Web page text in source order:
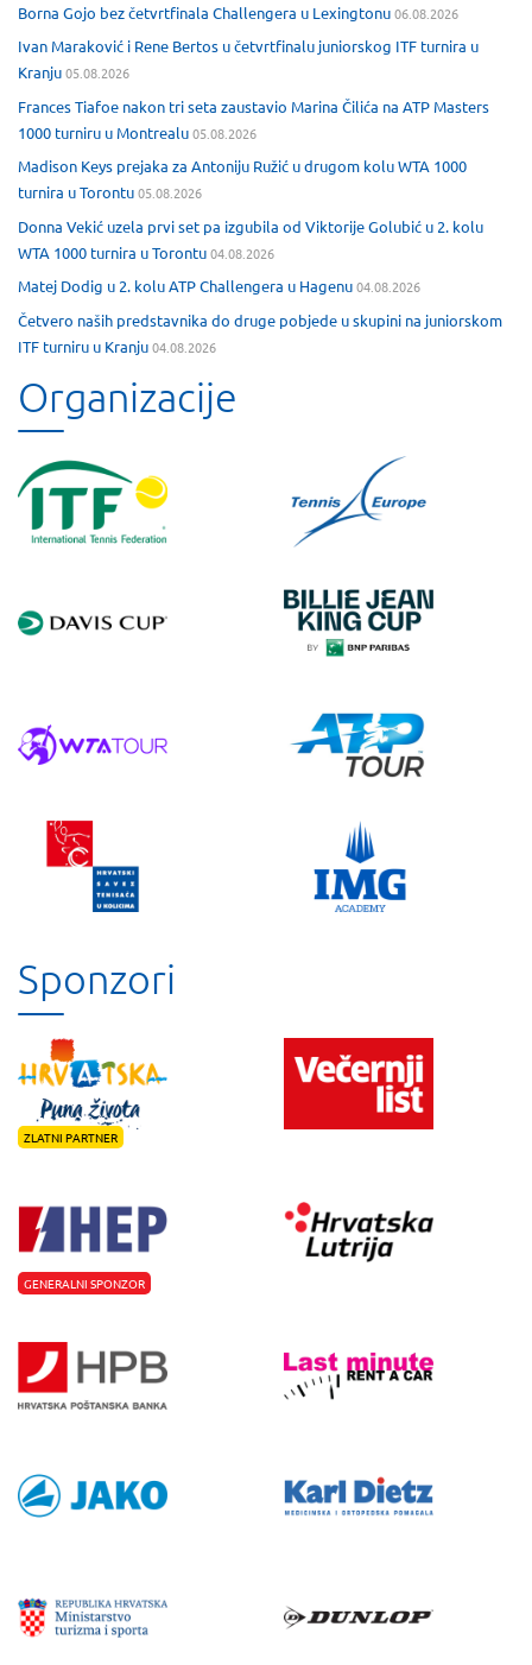
Borna Gojo bez četvrtfinala Challengera u Lexingtonu06.08.2026
Ivan Maraković i Rene Bertos u četvrtfinalu juniorskog ITF turnira u
Kranju05.08.2026
Frances Tiafoe nakon tri seta zaustavio Marina Čilića na ATP Masters
1000 turniru u Montrealu05.08.2026
Madison Keys prejaka za Antoniju Ružić u drugom kolu WTA 1000
turnira u Torontu05.08.2026
Donna Vekić uzela prvi set pa izgubila od Viktorije Golubić u 2. kolu
WTA 1000 turnira u Torontu04.08.2026
Matej Dodig u 2. kolu ATP Challengera u Hagenu04.08.2026
Četvero naših predstavnika do druge pobjede u skupini na juniorskom
ITF turniru u Kranju04.08.2026
Organizacije
Sponzori
ZLATNI PARTNER
GENERALNI SPONZOR